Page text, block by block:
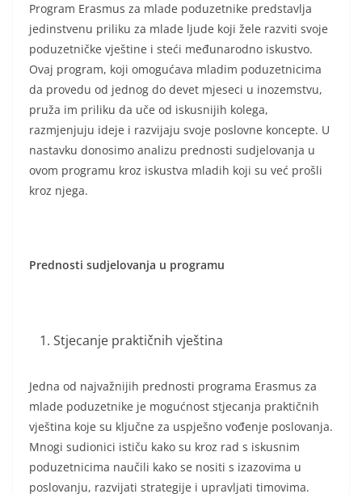
Program Erasmus za mlade poduzetnike predstavlja
jedinstvenu priliku za mlade ljude koji žele razviti svoje
poduzetničke vještine i steći međunarodno iskustvo.
Ovaj program, koji omogućava mladim poduzetnicima
da provedu od jednog do devet mjeseci u inozemstvu,
pruža im priliku da uče od iskusnijih kolega,
razmjenjuju ideje i razvijaju svoje poslovne koncepte. U
nastavku donosimo analizu prednosti sudjelovanja u
ovom programu kroz iskustva mladih koji su već prošli
kroz njega.
Prednosti sudjelovanja u programu
Stjecanje praktičnih vještina
Jedna od najvažnijih prednosti programa Erasmus za
mlade poduzetnike je mogućnost stjecanja praktičnih
vještina koje su ključne za uspješno vođenje poslovanja.
Mnogi sudionici ističu kako su kroz rad s iskusnim
poduzetnicima naučili kako se nositi s izazovima u
poslovanju, razvijati strategije i upravljati timovima.